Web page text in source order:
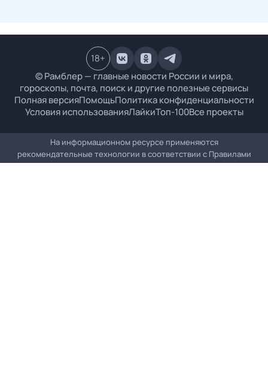
© Рамблер — главные новости России и мира,
гороскопы, почта, поиск и другие полезные сервисы
Полная версияПомощьПолитика конфиденциальности
Условия использованияЛайкиТоп-100Все проекты
18+
На информационном ресурсе применяются
рекомендательные технологии в соответствии с Правилами